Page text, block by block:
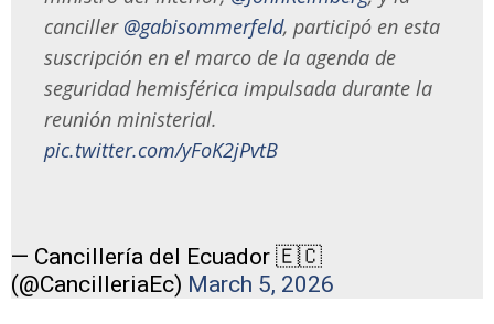
canciller @gabisommerfeld, participó en esta
suscripción en el marco de la agenda de
seguridad hemisférica impulsada durante la
reunión ministerial.
pic.twitter.com/yFoK2jPvtB
— Cancillería del Ecuador 🇪🇨
(@CancilleriaEc) March 5, 2026